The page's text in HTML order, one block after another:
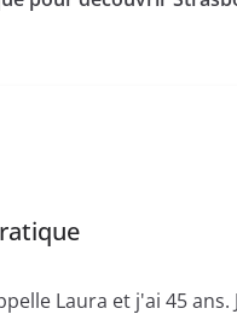
Laura et j'ai 45 ans.